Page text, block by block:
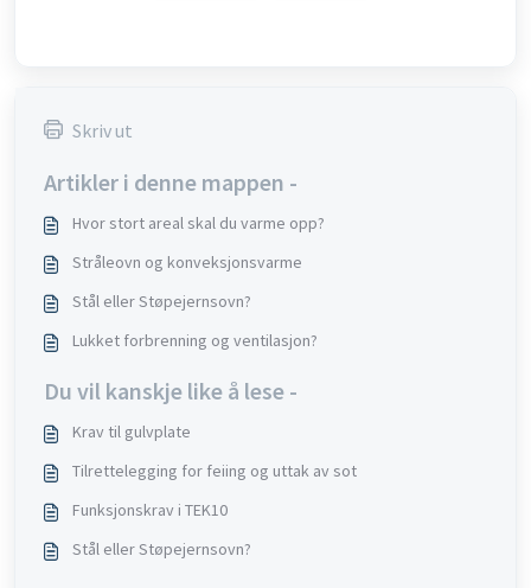
Skriv ut
Artikler i denne mappen -
Hvor stort areal skal du varme opp?
Stråleovn og konveksjonsvarme
Stål eller Støpejernsovn?
Lukket forbrenning og ventilasjon?
Du vil kanskje like å lese -
Krav til gulvplate
Tilrettelegging for feiing og uttak av sot
Funksjonskrav i TEK10
Stål eller Støpejernsovn?